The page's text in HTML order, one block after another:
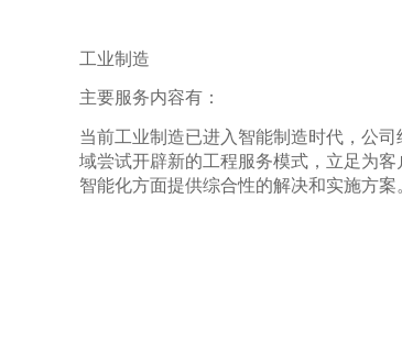
工业制造
主要服务内容有：
当前工业制造已进入智能制造时代，公
域尝试开辟新的工程服务模式，立足为
智能化方面提供综合性的解决和实施方案